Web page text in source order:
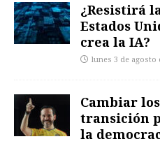
¿Resistirá
Estados
crea la IA?
lunes 3 de agosto
Cambiar
transición
la